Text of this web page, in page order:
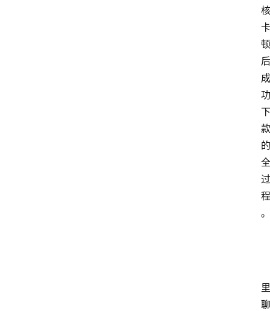
核
卡
顿
后
成
功
下
款
的
全
过
程
。
里
聊